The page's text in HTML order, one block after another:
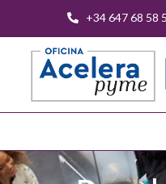
+34 647 68 58